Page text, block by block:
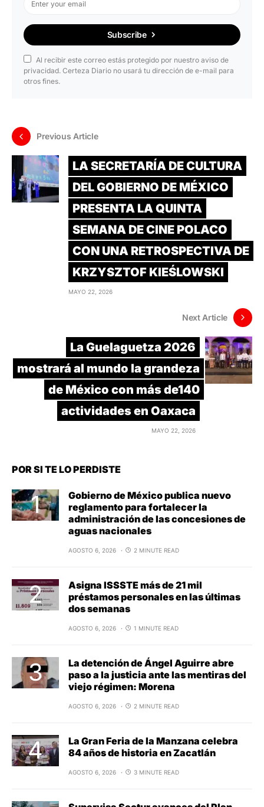
Subscribe
Al recibir este correo estás protegido por nuestro aviso de
privacidad. Certeza Diario no usará tu dirección de e-mail para
otros fines.
Previous Article
LA SECRETARÍA DE CULTURA
DEL GOBIERNO DE MÉXICO
PRESENTA LA QUINTA
SEMANA DE CINE POLACO
CON UNA RETROSPECTIVA DE
KRZYSZTOF KIEŚLOWSKI
MAYO 22, 2026
Next Article
La Guelaguetza 2026
mostrará al mundo la grandeza
de México con más de140
actividades en Oaxaca
MAYO 22, 2026
POR SI TE LO PERDISTE
Gobierno de México publica nuevo
reglamento para fortalecer la
administración de las concesiones de
aguas nacionales
AGOSTO 6, 2026 2 MINUTE READ
Asigna ISSSTE más de 21 mil
préstamos personales en las últimas
dos semanas
AGOSTO 6, 2026 1 MINUTE READ
La detención de Ángel Aguirre abre
paso a la justicia ante las mentiras del
viejo régimen: Morena
AGOSTO 6, 2026 2 MINUTE READ
La Gran Feria de la Manzana celebra
84 años de historia en Zacatlán
AGOSTO 6, 2026 3 MINUTE READ